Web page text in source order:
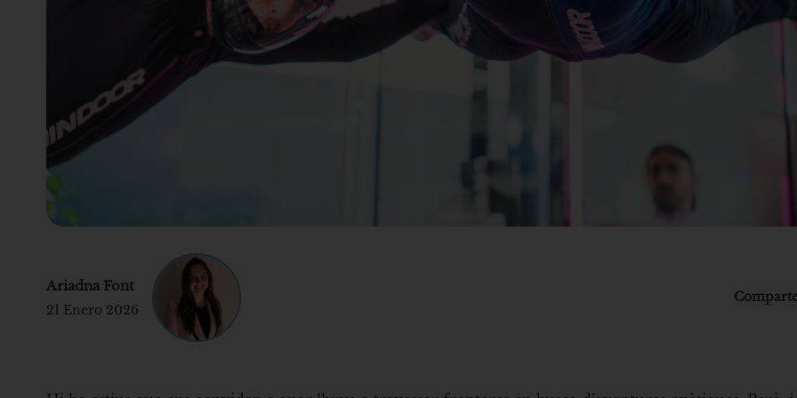
Ariadna Font
21 Enero 2026